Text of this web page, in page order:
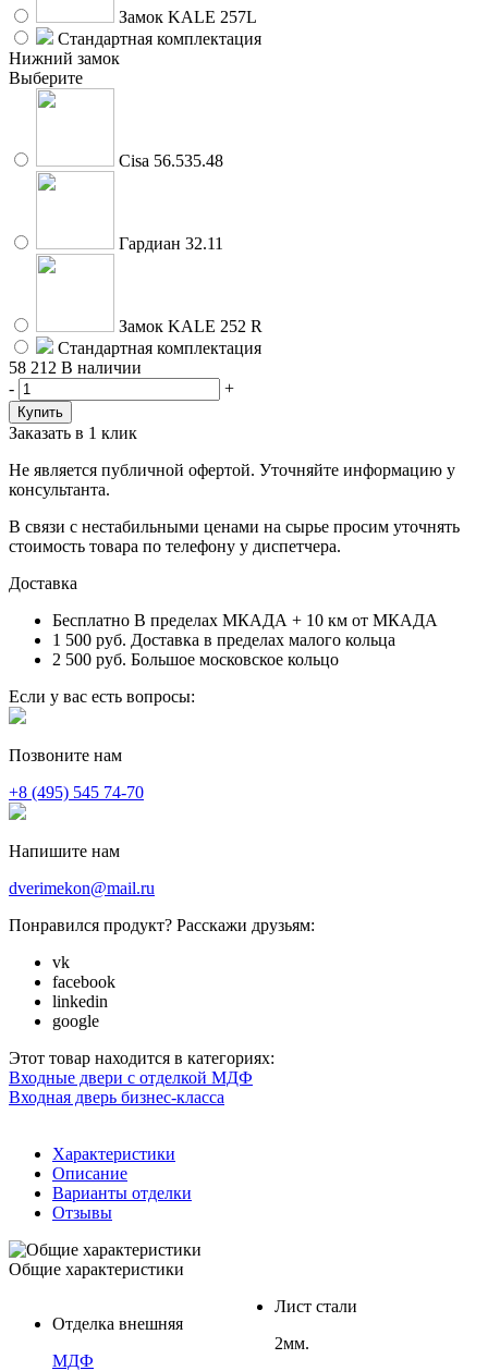
Замок KALE 257L
Стандартная комплектация
Нижний замок
Выберите
Cisa 56.535.48
Гардиан 32.11
Замок KALE 252 R
Стандартная комплектация
58 212 В наличии
-
+
Заказать в 1 клик
Не является публичной офертой. Уточняйте информацию у
консультанта.
В связи с нестабильными ценами на сырье просим уточнять
стоимость товара по телефону у диспетчера.
Доставка
Бесплатно В пределах МКАДА + 10 км от МКАДА
1 500 руб. Доставка в пределах малого кольца
2 500 руб. Большое московское кольцо
Если у вас есть вопросы:
Позвоните нам
+8 (495) 545 74-70
Напишите нам
dverimekon@mail.ru
Понравился продукт? Расскажи друзьям:
vk
facebook
linkedin
google
Этот товар находится в категориях:
Входные двери с отделкой МДФ
Входная дверь бизнес-класса
Характеристики
Описание
Варианты отделки
Отзывы
Общие характеристики
Отделка внешняя
МДФ
Лист стали
2мм.